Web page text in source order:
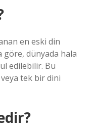
en eski din
göre, dünyada hala
edilebilir. Bu
tek bir dini